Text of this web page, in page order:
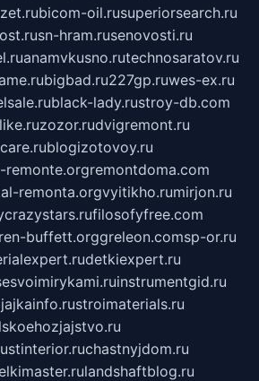
bicom-oil.rusuperiorsearch.ru
sn-hram.rusenovosti.ru
anamvkusno.rutechnosaratov.ru
bigbad.ru227gp.ruwes-ex.ru
black-lady.rustroy-db.com
zozor.rudvigremont.ru
blogizotovoy.ru
remonte.orgremontdoma.com
remonta.orgvyitikho.rumirjon.ru
filosofyfree.com
buffett.orggreleon.comsp-or.ru
detkiexpert.ru
instrumentgid.ru
stroimaterials.ru
chastnyjdom.ru
landshaftblog.ru